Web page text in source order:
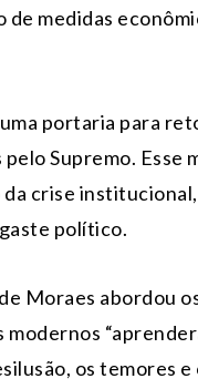
medidas
portaria para
pelo Supremo.
crise
político.
Moraes abordou
os temores e